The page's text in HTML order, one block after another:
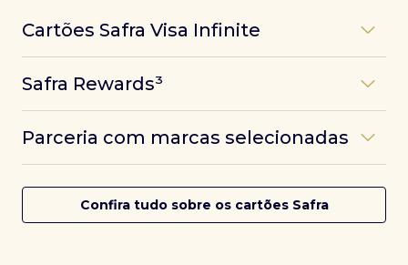
Cartões Safra Visa Infinite
experiências refinadas a benefícios únicos, como
converte seus investimentos em limite no cartão e
conta com acesso a mais de 1.400 salas VIP Dragon
Pass ao redor do mundo.
Safra Rewards³
das melhores pontuações do mercado.
Parceria com marcas selecionadas
cartões Safra.
Confira tudo sobre os cartões Safra